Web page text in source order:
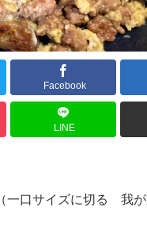
Facebook
LINE
一口サイズに切る 我